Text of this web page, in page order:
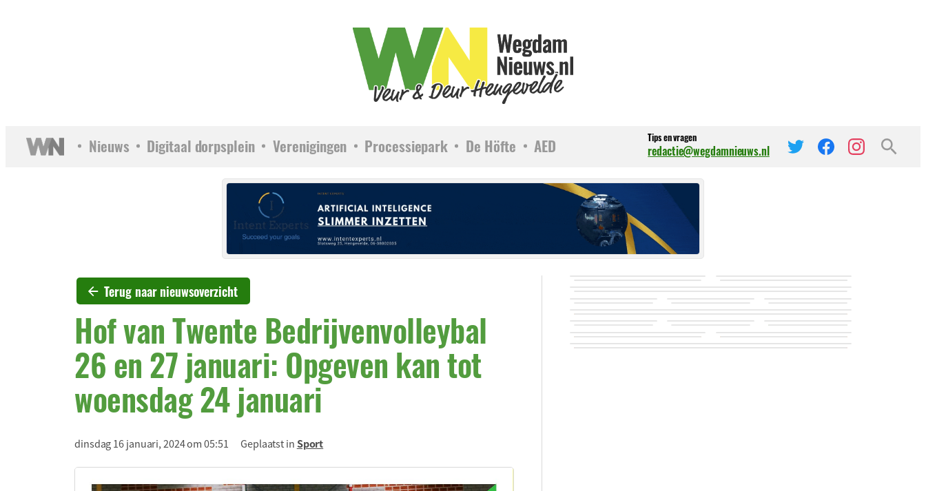
Nieuws Digitaal dorpsplein Verenigingen Processiepark De Höfte AED Tips en vragen
redactie@wegdamnieuws.nl
Terug naar nieuwsoverzicht
Hof van Twente Bedrijvenvolleybal
26 en 27 januari: Opgeven kan tot
woensdag 24 januari
dinsdag 16 januari, 2024 om 05:51 Geplaatst inSport